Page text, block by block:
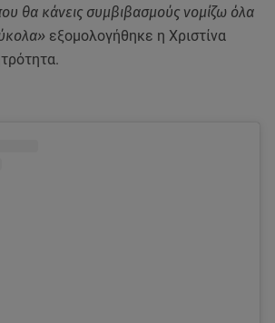
θα κάνεις συμβιβασμούς νομίζω όλα
εξομολογήθηκε η Χριστίνα